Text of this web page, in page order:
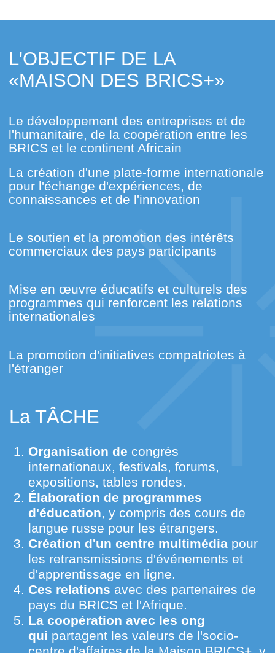
COMMENT TOUT A
COMMENCÉ
L'idée de réunir les pays porteurs
économies pour la première fois, retentit
dans le début des années 2000. Cette
initiative a reçu le développement en 2006,
quand les ministres des affaires étrangères
de la Russie, la Chine, l'Inde et le Brésil ont
L'association agit pour un monde
La MISSION
En 2024, les BRICS a ouvert la porte à de
nouveaux membres: l'union européenne ont
rejoint l'Egypte, l'Iran, les ÉMIRATS arabes
unis et le yémen. En 2025 —
Indonésie. Aujourd'hui, les BRICS (plus de
la moitié de la population de la planète, le
colossal économique et le potentiel culturel.
En 2009, à Ekaterinbourg, a eu lieu le
premier sommet des dirigeants des pays du
adhéré la République Sud-Africaine, et
l'organisation a reçu le nom actuel et des